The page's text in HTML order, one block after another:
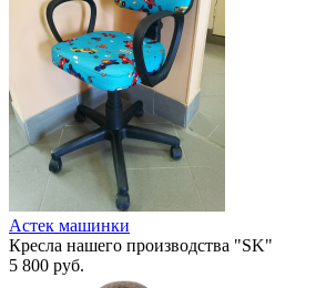
Астек машинки
Кресла нашего производства "SK"
5 800 руб.